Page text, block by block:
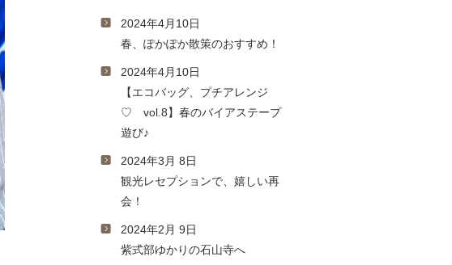
2024年4月10日
春、ぽかぽか散策のおすすめ！
2024年4月10日
【エコバッグ、プチアレンジ
♡ vol.8】春のバイアステープ
遊び♪
2024年3月 8日
観光レセプションで、嬉しい再
会！
2024年2月 9日
紫式部ゆかりの石山寺へ